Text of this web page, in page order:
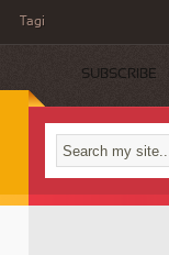
Tagi
SUBSCRIBE